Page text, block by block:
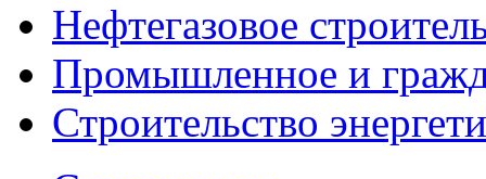
Нефтегазовое
Промышленное и
Строительство